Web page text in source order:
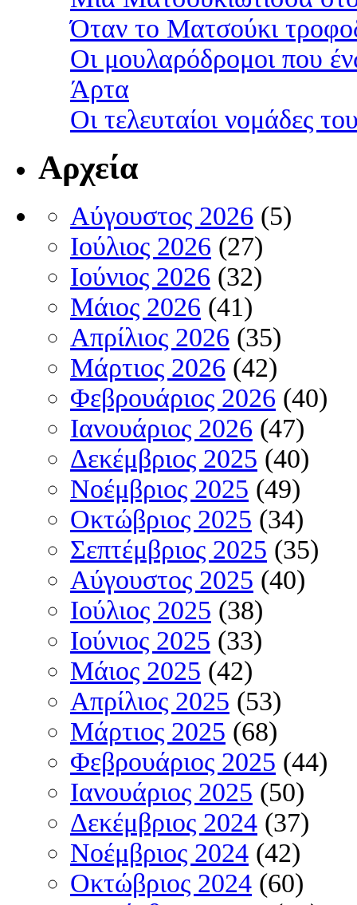
Όταν το Ματσούκι
Οι μουλαρόδρομοι που
Άρτα
Οι τελευταίοι νομάδες
Αρχεία
Αύγουστος 2026 (5)
Ιούλιος 2026 (27)
Ιούνιος 2026 (32)
Μάιος 2026 (41)
Απρίλιος 2026 (35)
Μάρτιος 2026 (42)
Φεβρουάριος 2026 (40)
Ιανουάριος 2026 (47)
Δεκέμβριος 2025 (40)
Νοέμβριος 2025 (49)
Οκτώβριος 2025 (34)
Σεπτέμβριος 2025 (35)
Αύγουστος 2025 (40)
Ιούλιος 2025 (38)
Ιούνιος 2025 (33)
Μάιος 2025 (42)
Απρίλιος 2025 (53)
Μάρτιος 2025 (68)
Φεβρουάριος 2025 (44)
Ιανουάριος 2025 (50)
Δεκέμβριος 2024 (37)
Νοέμβριος 2024 (42)
Οκτώβριος 2024 (60)